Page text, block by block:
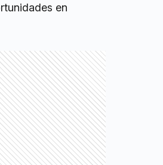
en